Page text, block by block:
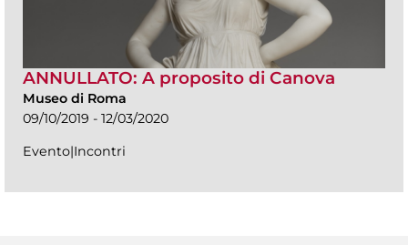
ANNULLATO: A proposito di Canova
Museo di Roma
09/10/2019 - 12/03/2020
Evento|Incontri